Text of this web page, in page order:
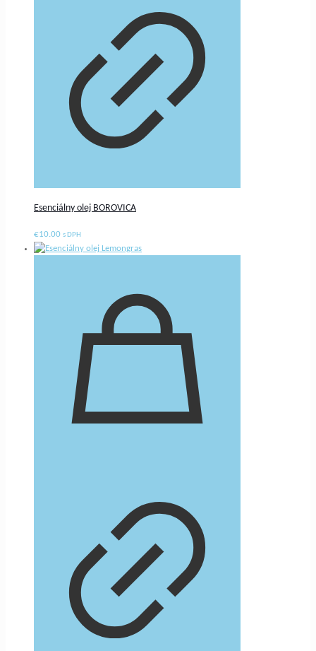
Esenciálny olej BOROVICA
€10.00 s DPH